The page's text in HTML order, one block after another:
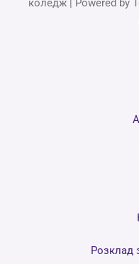
коледж | Powered by
Розклад